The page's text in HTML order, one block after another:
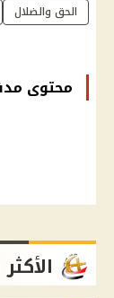
الحق والضلال
محتوى